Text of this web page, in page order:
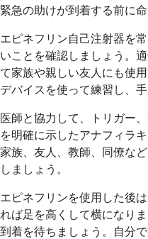
緊急の助けが到着する前に
エピネフリン自己注射器を
いことを確認しましょう。
て家族や親しい友人にも使
デバイスを使って練習し、
医師と協力して、トリガー
を明確に示したアナフィラ
家族、友人、教師、同僚な
しましょう。
エピネフリンを使用した後
れば足を高くして横になり
到着を待ちましょう。自分